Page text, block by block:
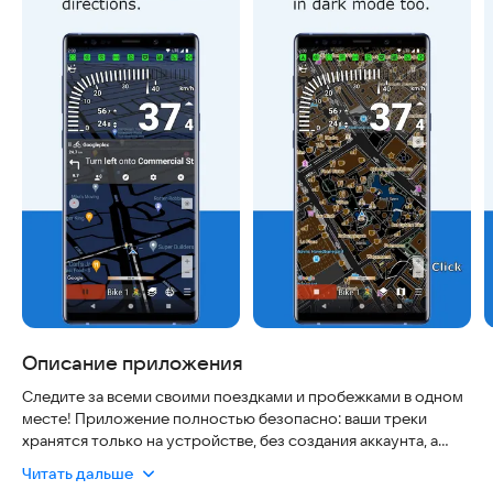
Описание приложения
Следите за всеми своими поездками и пробежками в одном
месте! Приложение полностью безопасно: ваши треки
хранятся только на устройстве, без создания аккаунта, а
интернета, экономит заряд батареи и автоматически
Читать дальше